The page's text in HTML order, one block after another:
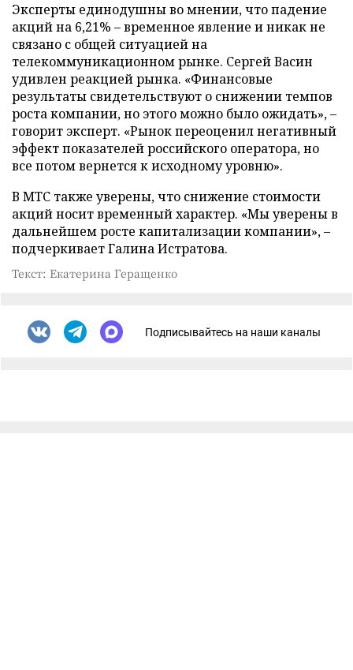
Эксперты единодушны во мнении, что падение
акций на 6,21% – временное явление и никак не
связано с общей ситуацией на
телекоммуникационном рынке. Сергей Васин
удивлен реакцией рынка. «Финансовые
результаты свидетельствуют о снижении темпов
роста компании, но этого можно было ожидать», –
говорит эксперт. «Рынок переоценил негативный
эффект показателей российского оператора, но
все потом вернется к исходному уровню».
В МТС также уверены, что снижение стоимости
акций носит временный характер. «Мы уверены в
дальнейшем росте капитализации компании», –
подчеркивает Галина Истратова.
Текст: Екатерина Геращенко
Подписывайтесь на наши каналы